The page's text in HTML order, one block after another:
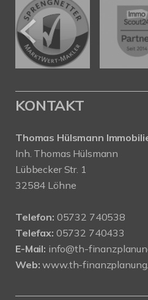
KONTAKT
Thomas Hülsmann
Inh. Thomas Hülsmann
Lübbecker Str. 1
32584 Löhne
Telefon: 05732 740538
Telefax: 05732 740433
E-Mail: info@th-
Web: www.th-